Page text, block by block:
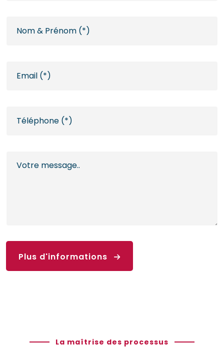
Plus d'informations
La maîtrise des processus